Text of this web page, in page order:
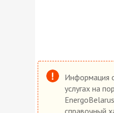
Информация
услугах на
справочный